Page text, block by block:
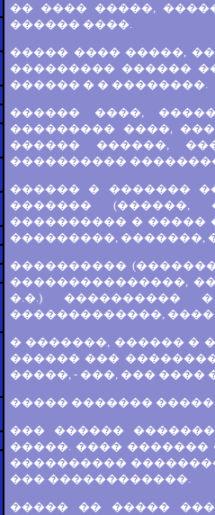
�� ���� �����,
������ ����.
����� ���� �����,
��������� ������
������ � � ��������.
������ ����,
��������� ����,
������ ������,
����������
������ � �������
������� (������,
���������� � �����
���������, �������,
����������
���������������,
�.�.) ����������
�������������,
� �������, ������ �
������ ���
�����, - ���, ��� ����
����� �������
��� ������
�����. ����
����������
��� ������������.
����� �� �����